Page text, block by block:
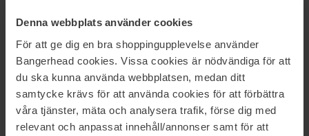
Denna webbplats använder cookies
För att ge dig en bra shoppingupplevelse använder
Bangerhead cookies. Vissa cookies är nödvändiga för att
du ska kunna använda webbplatsen, medan ditt
samtycke krävs för att använda cookies för att förbättra
våra tjänster, mäta och analysera trafik, förse dig med
relevant och anpassat innehåll/annonser samt för att
12 € 8 €
Schwarzkopf
Live Color Moment
1 pcs
9 €
L'Oréal Paris
Magic Retouch Permanent
1 pcs
13 € Niet op voorraad